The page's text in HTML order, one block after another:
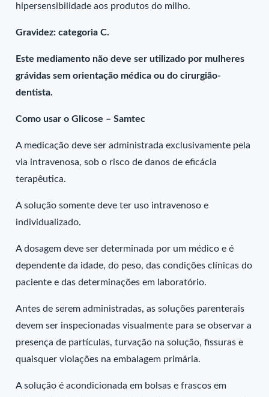
hipersensibilidade aos produtos do milho.
Gravidez: categoria C.
Este mediamento não deve ser utilizado por mulheres
grávidas sem orientação médica ou do cirurgião-
dentista.
Como usar o Glicose – Samtec
A medicação deve ser administrada exclusivamente pela
via intravenosa, sob o risco de danos de eficácia
terapêutica.
A solução somente deve ter uso intravenoso e
individualizado.
A dosagem deve ser determinada por um médico e é
dependente da idade, do peso, das condições clínicas do
paciente e das determinações em laboratório.
Antes de serem administradas, as soluções parenterais
devem ser inspecionadas visualmente para se observar a
presença de partículas, turvação na solução, fissuras e
quaisquer violações na embalagem primária.
A solução é acondicionada em bolsas e frascos em